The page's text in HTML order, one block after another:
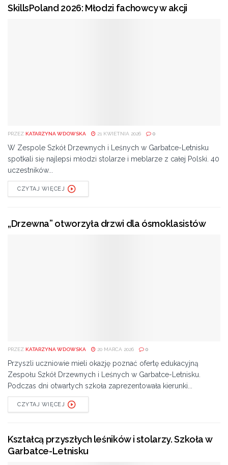
SkillsPoland 2026: Młodzi fachowcy w akcji
PRZEZ KATARZYNA WDOWSKA 21 KWIETNIA 2026 0
W Zespole Szkół Drzewnych i Leśnych w Garbatce-Letnisku
spotkali się najlepsi młodzi stolarze i meblarze z całej Polski. 40
uczestników...
CZYTAJ WIĘCEJ
„Drzewna” otworzyła drzwi dla ósmoklasistów
PRZEZ KATARZYNA WDOWSKA 20 MARCA 2026 0
Przyszli uczniowie mieli okazję poznać ofertę edukacyjną
Zespołu Szkół Drzewnych i Leśnych w Garbatce-Letnisku.
Podczas dni otwartych szkoła zaprezentowała kierunki...
CZYTAJ WIĘCEJ
Kształcą przyszłych leśników i stolarzy. Szkoła w
Garbatce-Letnisku